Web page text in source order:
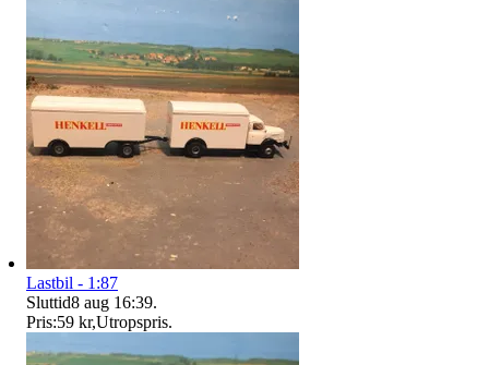
Lastbil - 1:87
Sluttid8 aug 16:39.
Pris:59 kr,Utropspris.